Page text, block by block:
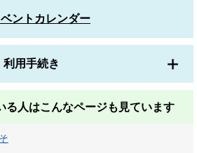
ントカレンダー
利用手続き
る人はこんなページも見ています